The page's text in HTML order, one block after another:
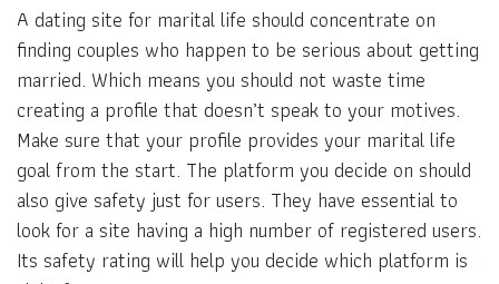
A dating site for marital life should concentrate on
finding couples who happen to be serious about getting
married. Which means you should not waste time
creating a profile that doesn’t speak to your motives.
Make sure that your profile provides your marital life
goal from the start. The platform you decide on should
also give safety just for users. They have essential to
look for a site having a high number of registered users.
Its safety rating will help you decide which platform is